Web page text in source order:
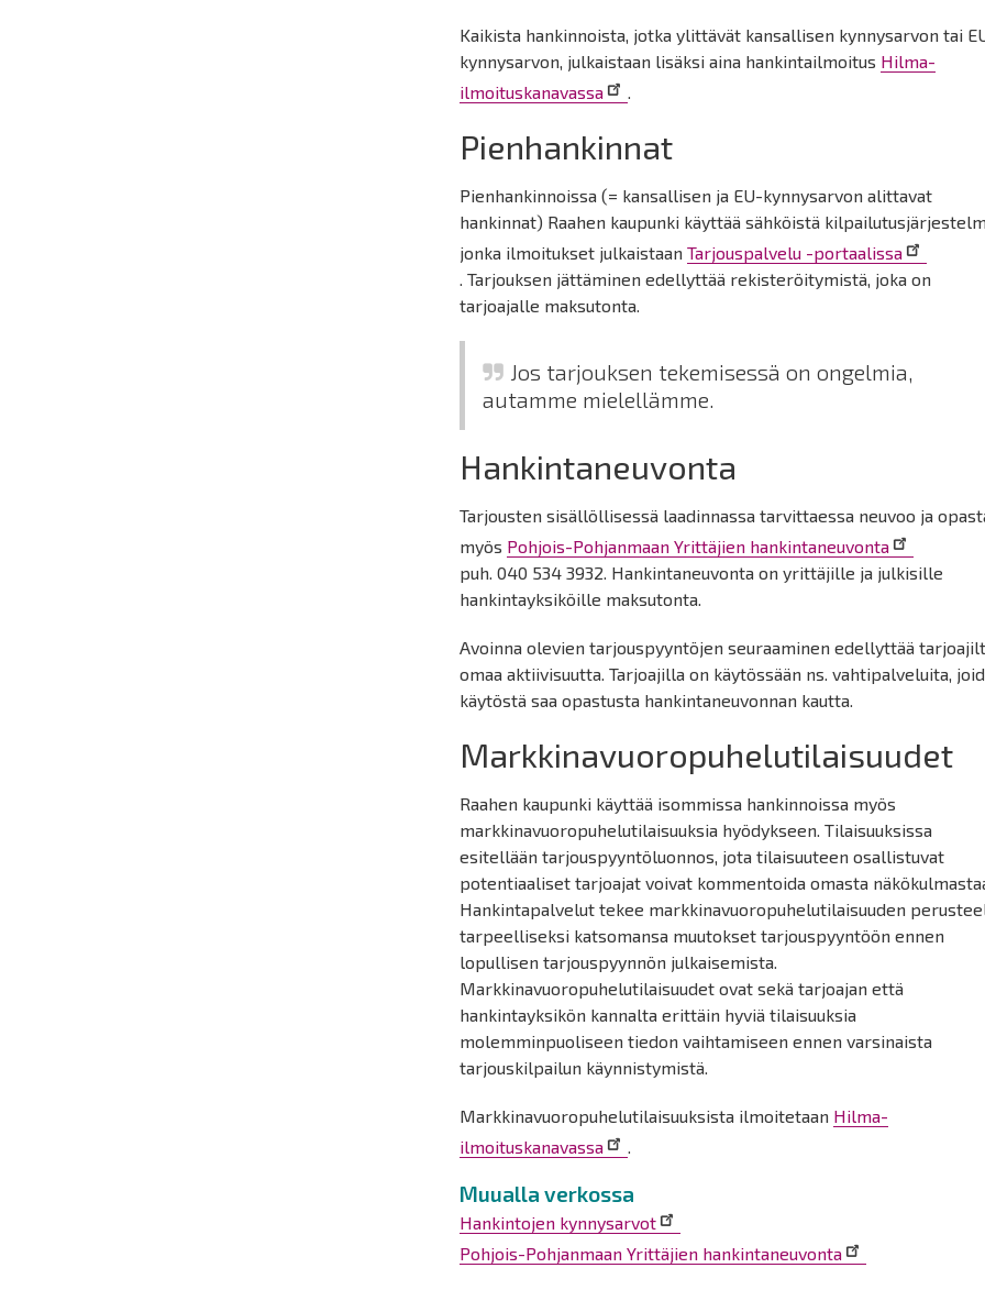
Kaikista hankinnoista, jotka ylittävät kansallisen kynnysarvon tai
kynnysarvon, julkaistaan lisäksi aina hankintailmoitus Hilma-
ilmoituskanavassa
.
Pienhankinnat
Pienhankinnoissa (= kansallisen ja EU-kynnysarvon alittavat
hankinnat) Raahen kaupunki käyttää sähköistä
jonka ilmoitukset julkaistaanTarjouspalvelu -portaalissa
. Tarjouksen jättäminen edellyttää rekisteröitymistä, joka on
tarjoajalle maksutonta.
Jos tarjouksen tekemisessä on ongelmia,
autamme mielellämme.
Hankintaneuvonta
Tarjousten sisällöllisessä laadinnassa tarvittaessa neuvoo ja
myös Pohjois-Pohjanmaan Yrittäjien hankintaneuvonta
puh. 040 534 3932. Hankintaneuvonta on yrittäjille ja julkisille
hankintayksiköille maksutonta.
Avoinna olevien tarjouspyyntöjen seuraaminen edellyttää
omaa aktiivisuutta. Tarjoajilla on käytössään ns. vahtipalveluita,
käytöstä saa opastusta hankintaneuvonnan kautta.
Markkinavuoropuhelutilaisuudet
Raahen kaupunki käyttää isommissa hankinnoissa myös
markkinavuoropuhelutilaisuuksia hyödykseen. Tilaisuuksissa
esitellään tarjouspyyntöluonnos, jota tilaisuuteen osallistuvat
potentiaaliset tarjoajat voivat kommentoida omasta
Hankintapalvelut tekee markkinavuoropuhelutilaisuuden
tarpeelliseksi katsomansa muutokset tarjouspyyntöön ennen
lopullisen tarjouspyynnön julkaisemista.
Markkinavuoropuhelutilaisuudet ovat sekä tarjoajan että
hankintayksikön kannalta erittäin hyviä tilaisuuksia
molemminpuoliseen tiedon vaihtamiseen ennen varsinaista
tarjouskilpailun käynnistymistä.
Markkinavuoropuhelutilaisuuksista ilmoitetaan Hilma-
ilmoituskanavassa
.
Muualla verkossa
Hankintojen kynnysarvot
Pohjois-Pohjanmaan Yrittäjien hankintaneuvonta